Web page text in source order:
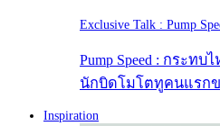
Exclusive Talk : Pump
Pump Speed : กระท
นักบิดโมโตทูคนแรก
Inspiration